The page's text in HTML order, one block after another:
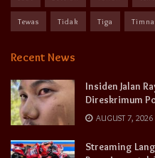
Tewas Tidak Tiga
Recent News
Insiden Jalan
Direskrimum
AUGUST 7, 2026
Streaming